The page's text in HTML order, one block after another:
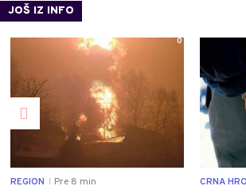
JOŠ IZ INFO
0
REGION Pre 8 min CRNA